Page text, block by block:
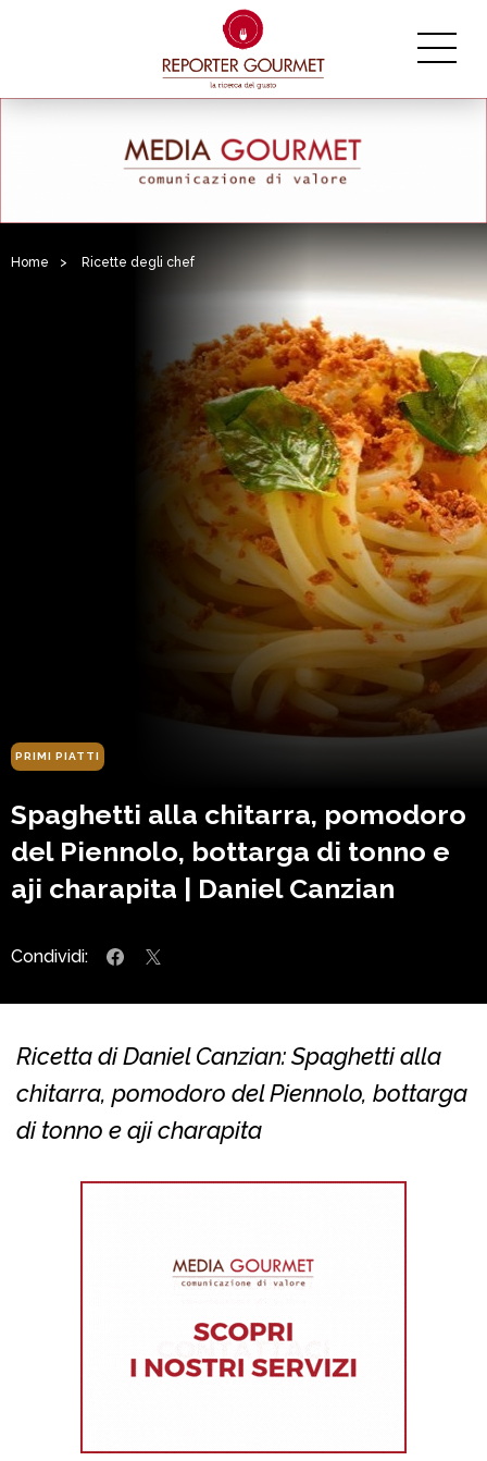
Home > Ricette degli chef
PRIMI PIATTI
Spaghetti alla chitarra, pomodoro
del Piennolo, bottarga di tonno e
aji charapita | Daniel Canzian
Condividi:
Ricetta di Daniel Canzian: Spaghetti alla
chitarra, pomodoro del Piennolo, bottarga
di tonno e aji charapita